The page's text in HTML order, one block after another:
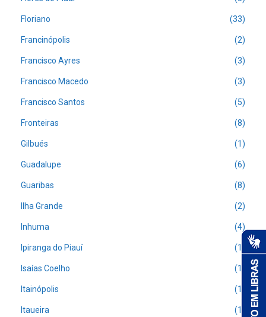
Floriano (33)
Francinópolis (2)
Francisco Ayres (3)
Francisco Macedo (3)
Francisco Santos (5)
Fronteiras (8)
Gilbués (1)
Guadalupe (6)
Guaribas (8)
Ilha Grande (2)
Inhuma (4)
Ipiranga do Piauí (1)
Isaías Coelho (1)
Itainópolis (1)
Itaueira (1)